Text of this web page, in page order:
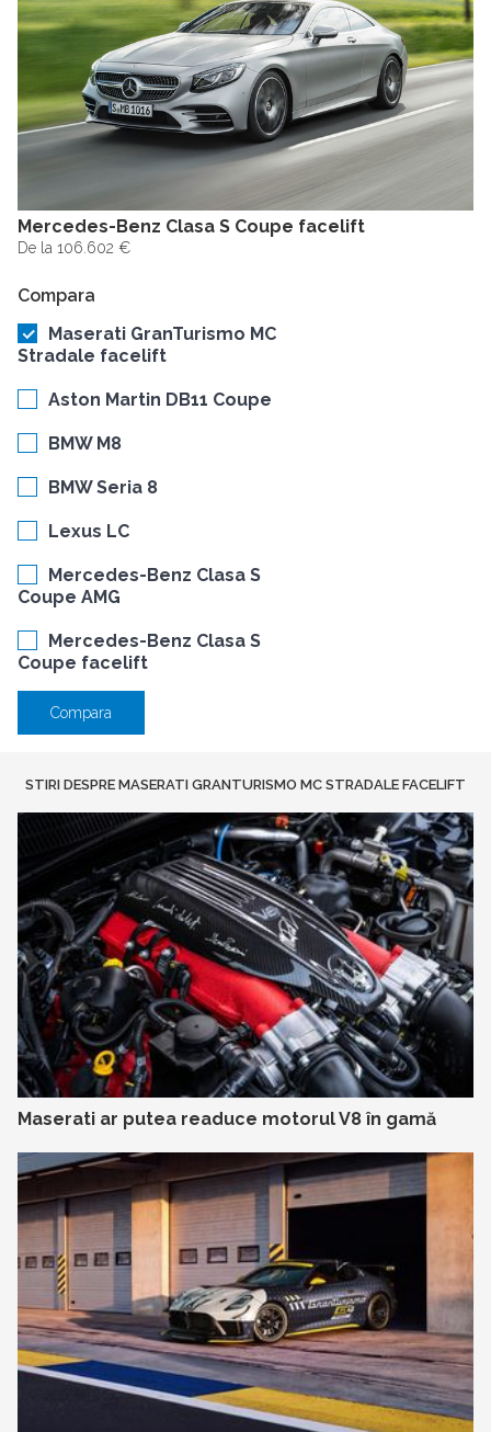
Mercedes-Benz Clasa S Coupe facelift
De la 106.602 €
Compara
Maserati GranTurismo MC
Stradale facelift
Aston Martin DB11 Coupe
BMW M8
BMW Seria 8
Lexus LC
Mercedes-Benz Clasa S
Coupe AMG
Mercedes-Benz Clasa S
Coupe facelift
Compara
STIRI DESPRE MASERATI GRANTURISMO MC STRADALE FACELIFT
Maserati ar putea readuce motorul V8 în gamă